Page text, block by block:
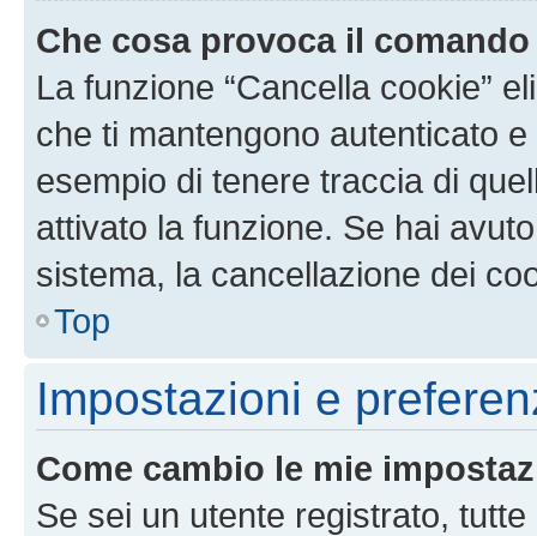
Che cosa provoca il
La funzione “Cancella cookie”
che ti mantengono autenticato
esempio di tenere traccia di
attivato la funzione. Se hai
sistema, la cancellazione dei
Top
Impostazioni e
Come cambio le mie
Se sei un utente registrato,